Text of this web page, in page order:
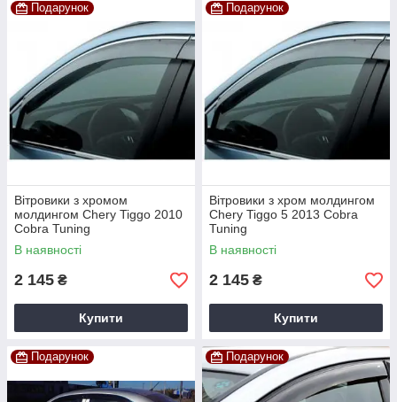
Подарунок
Вітровики з хромом
молдингом Chery Tiggo 2010
Cobra Tuning
В наявності
2 145 ₴
Купити
Подарунок
Вітровики з хром молдингом
Chery Tiggo 5 2013 Cobra
Tuning
В наявності
2 145 ₴
Купити
Подарунок Подарунок